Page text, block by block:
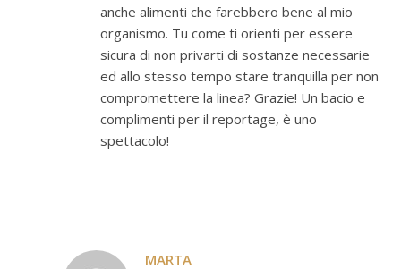
anche alimenti che farebbero bene al mio
organismo. Tu come ti orienti per essere
sicura di non privarti di sostanze necessarie
ed allo stesso tempo stare tranquilla per non
compromettere la linea? Grazie! Un bacio e
complimenti per il reportage, è uno
spettacolo!
MARTA